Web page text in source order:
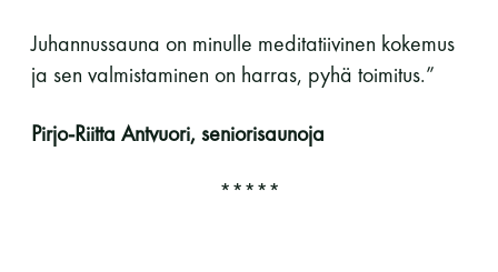
Juhannussauna on minulle meditatiivinen kokemus
ja sen valmistaminen on harras, pyhä toimitus.”
Pirjo-Riitta Antvuori, seniorisaunoja
*****